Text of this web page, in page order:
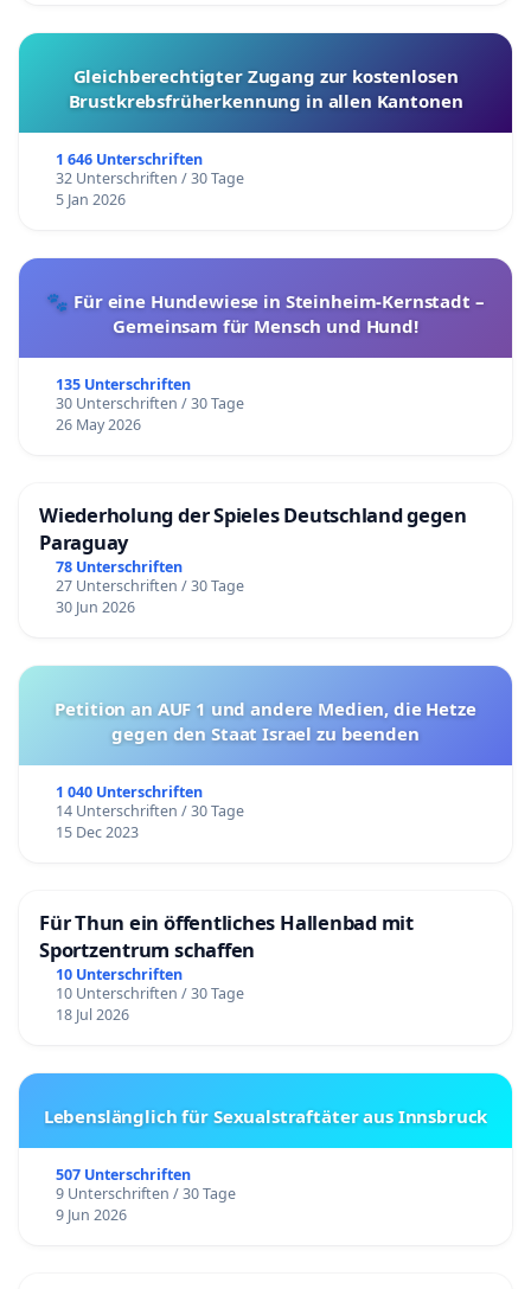
Gleichberechtigter Zugang zur kostenlosen
Brustkrebsfrüherkennung in allen Kantonen
1 646 Unterschriften
32 Unterschriften / 30 Tage
5 Jan 2026
🐾 Für eine Hundewiese in Steinheim-Kernstadt –
Gemeinsam für Mensch und Hund!
135 Unterschriften
30 Unterschriften / 30 Tage
26 May 2026
Wiederholung der Spieles Deutschland gegen
Paraguay
78 Unterschriften
27 Unterschriften / 30 Tage
30 Jun 2026
Petition an AUF 1 und andere Medien, die Hetze
gegen den Staat Israel zu beenden
1 040 Unterschriften
14 Unterschriften / 30 Tage
15 Dec 2023
Für Thun ein öffentliches Hallenbad mit
Sportzentrum schaffen
10 Unterschriften
10 Unterschriften / 30 Tage
18 Jul 2026
Lebenslänglich für Sexualstraftäter aus Innsbruck
507 Unterschriften
9 Unterschriften / 30 Tage
9 Jun 2026